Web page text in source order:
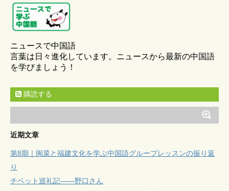
ニュースで中国語
言葉は日々進化しています。ニュースから最新の中国語
を学びましょう！
購読する
近期文章
第8期｜闽菜と福建文化を学ぶ中国語グループレッスンの振り返
り
チベット巡礼記——野口さん